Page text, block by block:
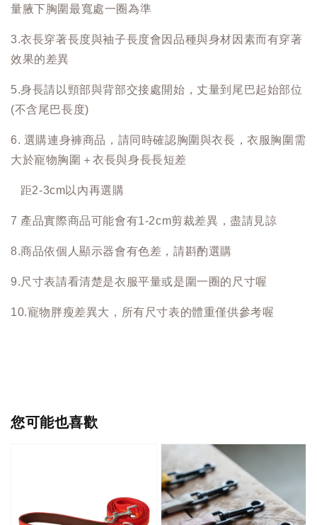
量腋下胸圍最寬處一圈為準
3.衣長穿著長度與袖子長度會因品種與身材因素而有穿著
效果的差異
5.身長請以頸部與背部交接處開始，丈量到尾巴起始部位
(不含尾巴長度)
6. 選購連身褲商品，請同時確認胸圍與衣長，衣服胸圍需
大於寵物胸圍＋衣長與身長長短差
距2-3cm以內再選購
7 產品實際商品可能會有1-2cm剪裁差異，盡請見諒
8.商品依個人顯示器會有色差，請斟酌選購
9.尺寸表請看清楚是衣服平量或是圍一圈的尺寸喔
10.寵物胖瘦差異大，所有尺寸表的體重僅供參考喔
您可能也喜歡